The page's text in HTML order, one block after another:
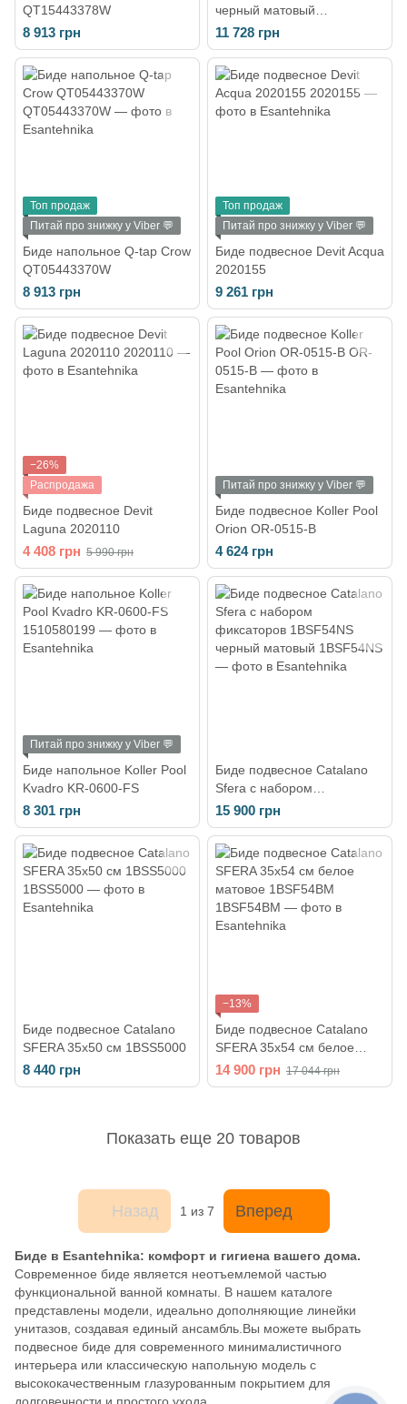
QT15443378W
8 913 грн
черный матовый
QT13442141CMB
11 728 грн
Топ продаж
Питай про знижку у Viber 💬
Биде напольное Q-tap Crow
QT05443370W
8 913 грн
Топ продаж
Питай про знижку у Viber 💬
Биде подвесное Devit Acqua
2020155
9 261 грн
−26%
Распродажа
Биде подвесное Devit
Laguna 2020110
4 408 грн 5 990 грн
Питай про знижку у Viber 💬
Биде подвесное Koller Pool
Orion OR-0515-B
4 624 грн
Питай про знижку у Viber 💬
Биде напольное Koller Pool
Kvadro KR-0600-FS
8 301 грн
Биде подвесное Catalano
Sfera с набором
фиксаторов 1BSF54NS
черный матовый
15 900 грн
Биде подвесное Catalano
SFERA 35х50 см 1BSS5000
8 440 грн
−13%
Биде подвесное Catalano
SFERA 35х54 см белое
матовое 1BSF54BM
14 900 грн 17 044 грн
Показать еще 20 товаров
Назад 1 из 7 Вперед
Биде в Esantehnika: комфорт и гигиена вашего дома.
Современное биде является неотъемлемой частью
функциональной ванной комнаты. В нашем каталоге
представлены модели, идеально дополняющие линейки
унитазов, создавая единый ансамбль.Вы можете выбрать
подвесное биде для современного минималистичного
интерьера или классическую напольную модель с
высококачественным глазурованным покрытием для